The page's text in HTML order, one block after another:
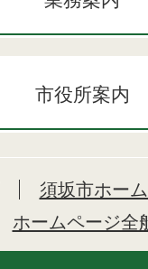
市役所案内
須坂市ホー
ホームページ全